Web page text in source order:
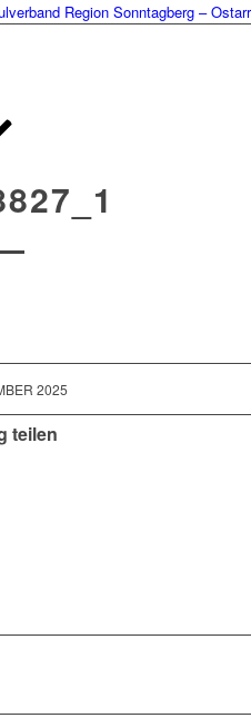
Region Sonntagberg –
2025
teilen